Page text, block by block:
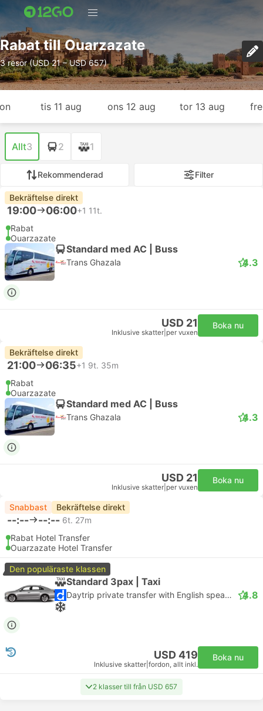
Rabat till Ouarzazate
3 resor (USD 21 – USD 657)
tis 11 aug ons 12 aug tor 13 aug
Allt3 2 1
Rekommenderad Filter
Bekräftelse direkt
19:00 06:00+1 11t.
Rabat
Ouarzazate
Standard med AC | Buss
Trans Ghazala 4.3
USD 21
Inklusive skatter per vuxen
Boka nu
Bekräftelse direkt
21:00 06:35+1 9t. 35m
Rabat
Ouarzazate
Standard med AC | Buss
Trans Ghazala 4.3
USD 21
Inklusive skatter per vuxen
Boka nu
Snabbast Bekräftelse direkt
--:-- --:-- 6t. 27m
Rabat Hotel Transfer
Ouarzazate Hotel Transfer
Den populäraste klassen
Standard 3pax | Taxi
Daytrip private transfer with English speaking driver 4.8
USD 419
Inklusive skatter fordon, allt inkl.
Boka nu
2 klasser till från USD 657